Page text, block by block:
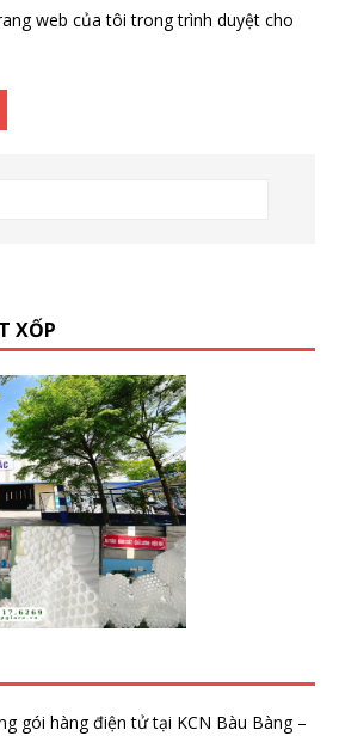
web của tôi trong trình duyệt cho
XỐP
gói hàng điện tử tại KCN Bàu Bàng –